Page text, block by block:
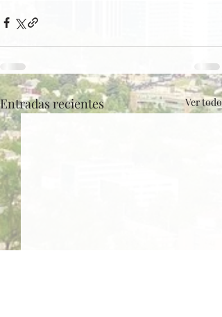
Entradas recientes Ver todo